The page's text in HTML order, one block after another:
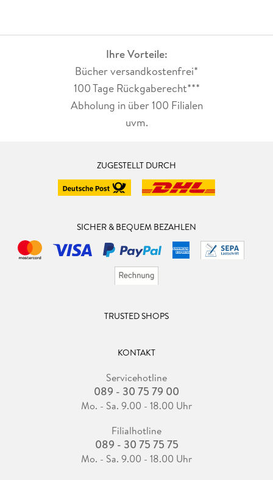
Ihre Vorteile:
Bücher versandkostenfrei*
100 Tage Rückgaberecht***
Abholung in über 100 Filialen
uvm.
ZUGESTELLT DURCH
SICHER & BEQUEM BEZAHLEN
TRUSTED SHOPS
KONTAKT
Servicehotline
089 - 30 75 79 00
Mo. - Sa. 9.00 - 18.00 Uhr
Filialhotline
089 - 30 75 75 75
Mo. - Sa. 9.00 - 18.00 Uhr